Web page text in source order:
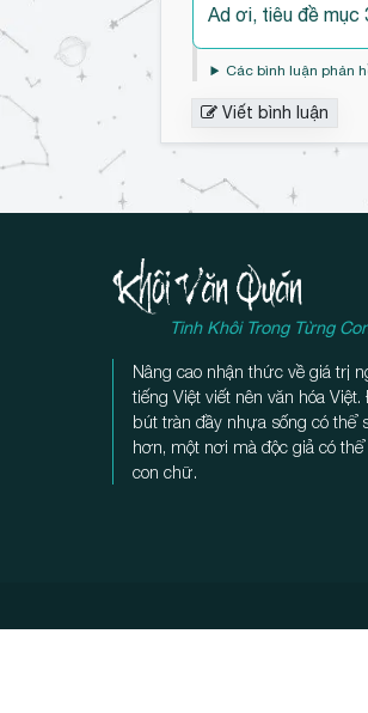
đ
ầ
u
l
u
n
Ad ơi, tiêu đề mục
Các bình luận phản
Viết bình luận
Tinh Khôi Trong Từng
Nâng cao nhận thức về giá trị
tiếng Việt viết nên văn hóa
bút tràn đầy nhựa sống có thể
hơn, một nơi mà độc giả có
con chữ.